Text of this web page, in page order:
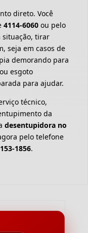
direto. Você
4114-6060 ou pelo
situação, tirar
seja em casos de
demorando para
esgoto
para ajudar.
técnico,
da
desentupidora no
pelo telefone
1856.